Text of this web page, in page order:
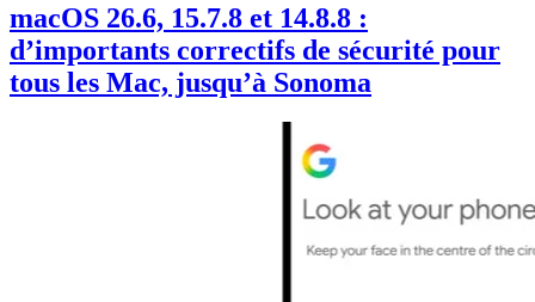
macOS 26.6, 15.7.8 et 14.8.8 :
d’importants correctifs de sécurité pour
tous les Mac, jusqu’à Sonoma